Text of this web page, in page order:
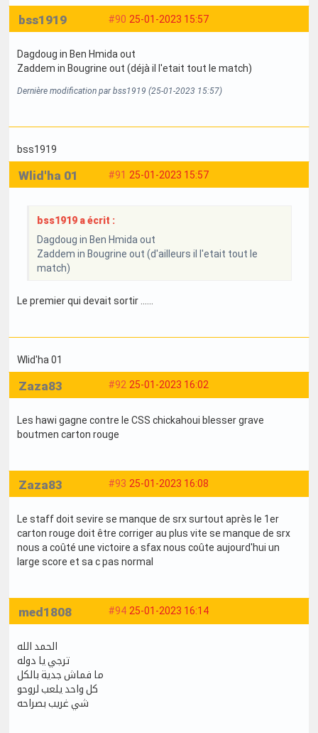
#90 25-01-2023 15:57
bss1919
Dagdoug in Ben Hmida out
Zaddem in Bougrine out (déjà il l'etait tout le match)
Dernière modification par bss1919 (25-01-2023 15:57)
bss1919
#91 25-01-2023 15:57
Wlid'ha 01
bss1919 a écrit :
Dagdoug in Ben Hmida out
Zaddem in Bougrine out (d'ailleurs il l'etait tout le
match)
Le premier qui devait sortir ......
Wlid'ha 01
#92 25-01-2023 16:02
Zaza83
Les hawi gagne contre le CSS chickahoui blesser grave
boutmen carton rouge
#93 25-01-2023 16:08
Zaza83
Le staff doit sevire se manque de srx surtout après le 1er
carton rouge doit être corriger au plus vite se manque de srx
nous a coûté une victoire a sfax nous coûte aujourd'hui un
large score et sa c pas normal
#94 25-01-2023 16:14
med1808
الحمد الله
ترجي يا دوله
ما فماش جدية بالكل
كل واحد يلعب لروحو
شي غريب بصراحه